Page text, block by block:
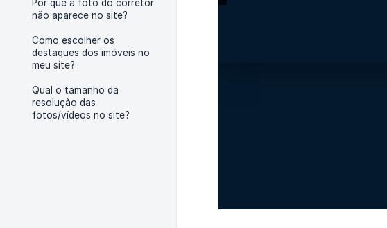
Por que a foto do corretor
não aparece no site?
Como escolher os
destaques dos imóveis no
meu site?
Qual o tamanho da
resolução das
fotos/vídeos no site?